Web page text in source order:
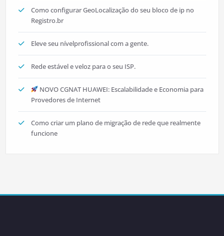
Como configurar GeoLocalização do seu bloco de ip no
Registro.br
Eleve seu nívelprofissional com a gente.
Rede estável e veloz para o seu ISP.
NOVO CGNAT HUAWEI: Escalabilidade e Economia para
Provedores de Internet
Como criar um plano de migração de rede que realmente
funcione